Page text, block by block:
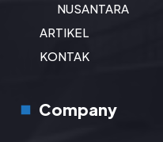
NUSANTARA
ARTIKEL
KONTAK
Company